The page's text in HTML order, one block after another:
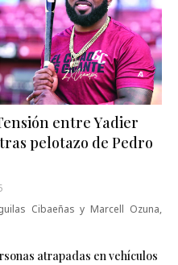
entre Yadier
pelotazo de Pedro
Cibaeñas y Marcell Ozuna,
atrapadas en vehículos